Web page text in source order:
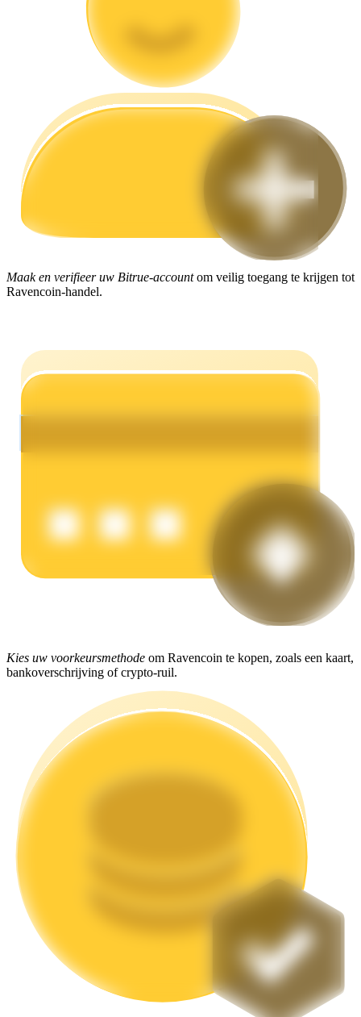
Handelsstrategieën
Verdien dagelijks competitieve beloningen
Hoog rendement en directe toegang
Flexibel staken om populaire tokens te verdienen.
Maak en verifieer uw Bitrue-accountom veilig toegang te krijgen tot
Ravencoin-handel.
Kies uw voorkeursmethode om Ravencoin te kopen, zoals een kaart,
bankoverschrijving of crypto-ruil.